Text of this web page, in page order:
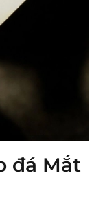
đá Mắt